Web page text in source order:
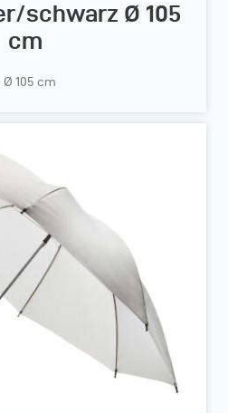
schwarz Ø 105
cm
Ø 105 cm